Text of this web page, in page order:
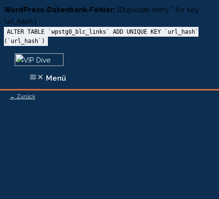
WordPress-Datenbank-Fehler: [Duplicate entry '' for key
'url_hash']
ALTER TABLE `wpstg0_blc_links` ADD UNIQUE KEY `url_hash`
(`url_hash`)
Zum
springen
Menü
← Zurück